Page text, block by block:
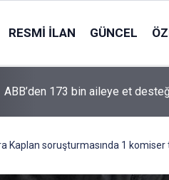
RESMI İLAN GÜNCEL
ABB’den 173 bin aileye et
Kaplan soruşturmasında 1 komiser